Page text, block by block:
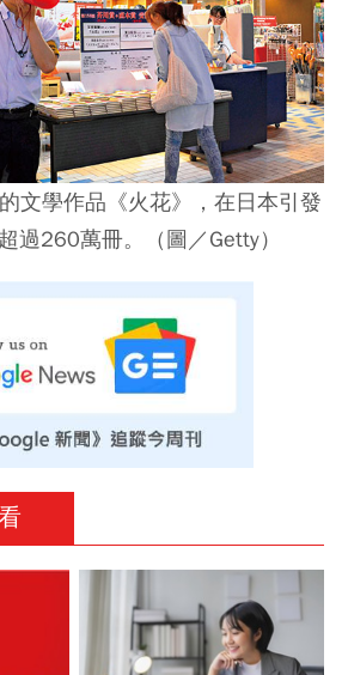
文學作品《火花》，在日本引發
過260萬冊。（圖／Getty）